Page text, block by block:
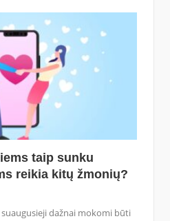
taip sunku
reikia kitų žmonių?
dažnai mokomi būti